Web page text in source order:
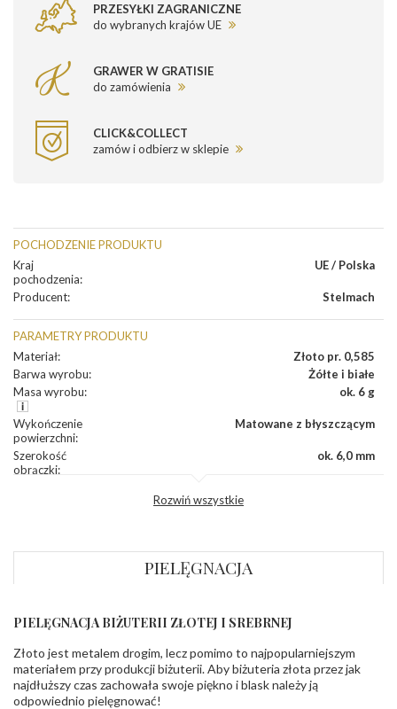
PRZESYŁKI ZAGRANICZNE
do wybranych krajów UE
GRAWER W GRATISIE
do zamówienia
CLICK&COLLECT
zamów i odbierz w sklepie
POCHODZENIE PRODUKTU
Kraj
pochodzenia:
UE / Polska
Producent: Stelmach
PARAMETRY PRODUKTU
Materiał:
Złoto pr. 0,585
Barwa wyrobu:
Żółte i białe
Masa wyrobu: ok. 6 g
Wykończenie
powierzchni:
Matowane z błyszczącym
Szerokość
obrączki:
ok. 6,0 mm
INNE PARAMETRY
Producent
odpowiedzialny:
PZ Stelmach Sp. z o.o. ul. Północna 22 45-805
Opole; NIP 7542889545; Tel. +48 77 54 90 100;
biuro@stelmach.pl
Bezpieczeństwo
Nie nadaje się dla dzieci w wieku poniżej 3 lat
Rozwiń wszystkie
PIELĘGNACJA
PIELĘGNACJA BIŻUTERII ZŁOTEJ I SREBRNEJ
Złoto jest metalem drogim, lecz pomimo to najpopularniejszym
materiałem przy produkcji biżuterii. Aby biżuteria złota przez jak
najdłuższy czas zachowała swoje piękno i blask należy ją
odpowiednio pielęgnować!